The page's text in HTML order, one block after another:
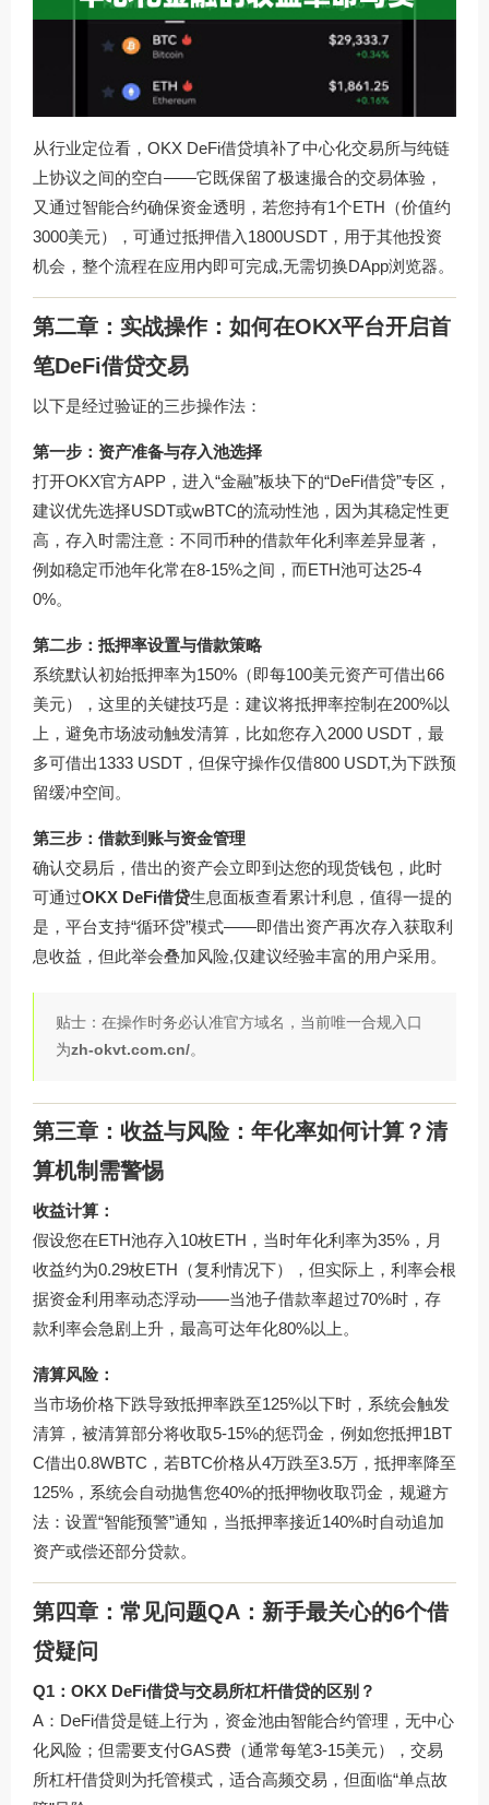
从行业定位看，OKX DeFi借贷填补了中心化交易所与纯链
上协议之间的空白——它既保留了极速撮合的交易体验，
又通过智能合约确保资金透明，若您持有1个ETH（价值约
3000美元），可通过抵押借入1800USDT，用于其他投资
机会，整个流程在应用内即可完成,无需切换DApp浏览器。
第二章：实战操作：如何在OKX平台开启首
笔DeFi借贷交易
以下是经过验证的三步操作法：
第一步：资产准备与存入池选择
打开OKX官方APP，进入“金融”板块下的“DeFi借贷”专区，
建议优先选择USDT或wBTC的流动性池，因为其稳定性更
高，存入时需注意：不同币种的借款年化利率差异显著，
例如稳定币池年化常在8-15%之间，而ETH池可达25-4
0%。
第二步：抵押率设置与借款策略
系统默认初始抵押率为150%（即每100美元资产可借出66
美元），这里的关键技巧是：建议将抵押率控制在200%以
上，避免市场波动触发清算，比如您存入2000 USDT，最
多可借出1333 USDT，但保守操作仅借800 USDT,为下跌预
留缓冲空间。
第三步：借款到账与资金管理
确认交易后，借出的资产会立即到达您的现货钱包，此时
可通过OKX DeFi借贷生息面板查看累计利息，值得一提的
是，平台支持“循环贷”模式——即借出资产再次存入获取利
息收益，但此举会叠加风险,仅建议经验丰富的用户采用。
贴士：在操作时务必认准官方域名，当前唯一合规入口
为zh-okvt.com.cn/。
第三章：收益与风险：年化率如何计算？清
算机制需警惕
收益计算：
假设您在ETH池存入10枚ETH，当时年化利率为35%，月
收益约为0.29枚ETH（复利情况下），但实际上，利率会根
据资金利用率动态浮动——当池子借款率超过70%时，存
款利率会急剧上升，最高可达年化80%以上。
清算风险：
当市场价格下跌导致抵押率跌至125%以下时，系统会触发
清算，被清算部分将收取5-15%的惩罚金，例如您抵押1BT
C借出0.8WBTC，若BTC价格从4万跌至3.5万，抵押率降至
125%，系统会自动抛售您40%的抵押物收取罚金，规避方
法：设置“智能预警”通知，当抵押率接近140%时自动追加
资产或偿还部分贷款。
第四章：常见问题QA：新手最关心的6个借
贷疑问
Q1：OKX DeFi借贷与交易所杠杆借贷的区别？
A：DeFi借贷是链上行为，资金池由智能合约管理，无中心
化风险；但需要支付GAS费（通常每笔3-15美元），交易
所杠杆借贷则为托管模式，适合高频交易，但面临“单点故